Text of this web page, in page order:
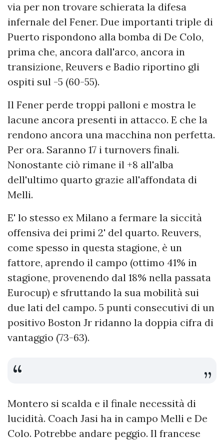
via per non trovare schierata la difesa
infernale del Fener. Due importanti triple di
Puerto rispondono alla bomba di De Colo,
prima che, ancora dall'arco, ancora in
transizione, Reuvers e Badio riportino gli
ospiti sul -5 (60-55).
Il Fener perde troppi palloni e mostra le
lacune ancora presenti in attacco. E che la
rendono ancora una macchina non perfetta.
Per ora. Saranno 17 i turnovers finali.
Nonostante ciò rimane il +8 all'alba
dell'ultimo quarto grazie all'affondata di
Melli.
E' lo stesso ex Milano a fermare la siccità
offensiva dei primi 2' del quarto. Reuvers,
come spesso in questa stagione, è un
fattore, aprendo il campo (ottimo 41% in
stagione, provenendo dal 18% nella passata
Eurocup) e sfruttando la sua mobilità sui
due lati del campo. 5 punti consecutivi di un
positivo Boston Jr ridanno la doppia cifra di
vantaggio (73-63).
Montero si scalda e il finale necessità di
lucidità. Coach Jasi ha in campo Melli e De
Colo. Potrebbe andare peggio. Il francese